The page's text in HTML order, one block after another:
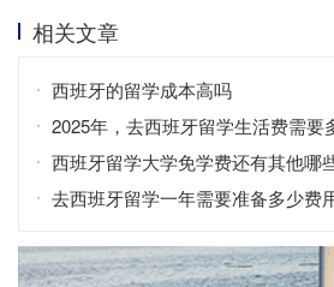
相关文章
西班牙的留学成本高吗
2025年，去西班牙留学生活费需要
西班牙留学大学免学费还有其他哪
去西班牙留学一年需要准备多少费